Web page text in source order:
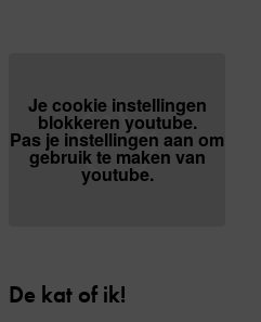
Je cookie instellingen
blokkeren youtube.
Pas je instellingen aan om
gebruik te maken van
youtube.
De kat of ik!